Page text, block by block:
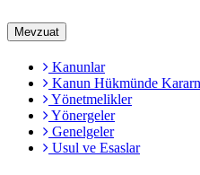
Mevzuat
Kanunlar
Kanun Hükmünde
Yönetmelikler
Yönergeler
Genelgeler
Usul ve Esaslar